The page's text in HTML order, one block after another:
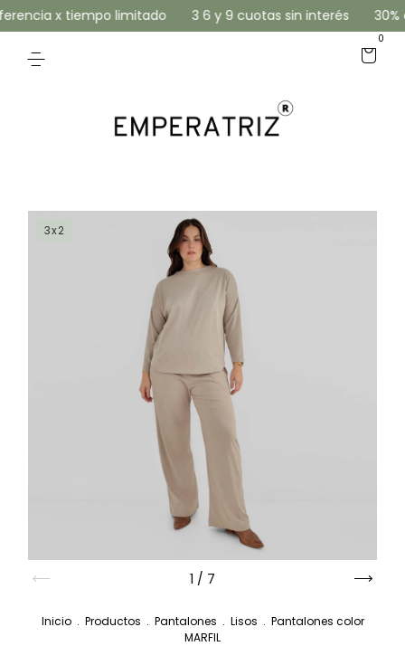
x tiempo limitado 3 6 y 9 cuotas sin interés 30%
0
3x2
1 / 7
Inicio . Productos . Pantalones . Lisos . Pantalones color
MARFIL